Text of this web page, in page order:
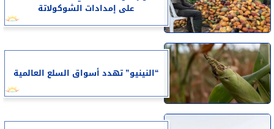
على إمدادات الشوكولاتة
“النينيو” تهدد أسواق السلع العالمية